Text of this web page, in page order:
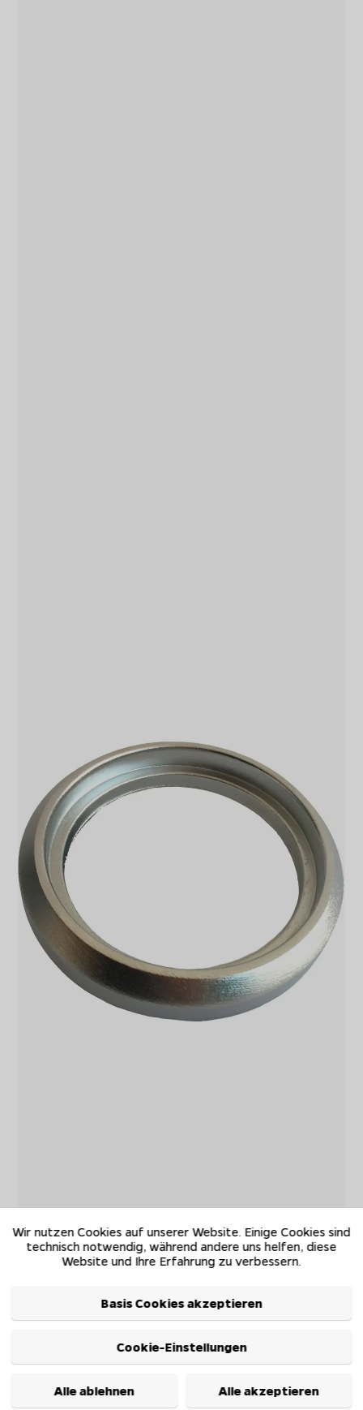
Wir nutzen Cookies auf unserer Website. Einige Cookies sind
technisch notwendig, während andere uns helfen, diese
Website und Ihre Erfahrung zu verbessern.
Basis Cookies akzeptieren
Cookie-Einstellungen
Alle ablehnen Alle akzeptieren